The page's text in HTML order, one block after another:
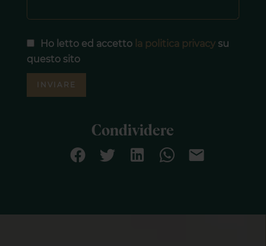
Ho letto ed accetto la politica privacysu
questo sito
INVIARE
Condividere